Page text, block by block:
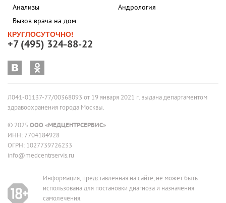
Анализы
Вызов врача на дом
Андрология
КРУГЛОСУТОЧНО!
+7 (495) 324-88-22
Л041-01137-77/00368093 от 19 января 2021 г. выдана департаментом
здравоохранения города Москвы.
© 2025 ООО «МЕДЦЕНТРСЕРВИС»
ИНН: 7704184928
ОГРН: 1027739726233
info@medcentrservis.ru
Информация, представленная на сайте, не может быть
использована для постановки диагноза и назначения
самолечения.